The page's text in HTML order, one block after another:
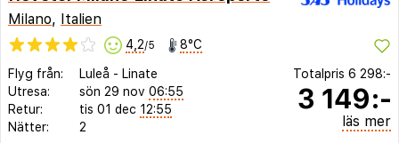
Milano, Italien
4,2/5 8°C
Flyg från: Luleå - Linate
Utresa:
sön 29 nov 06:55
Retur:
tis 01 dec 12:55
Nätter:
2
Totalpris 6 298:-
3 149:-
läs mer